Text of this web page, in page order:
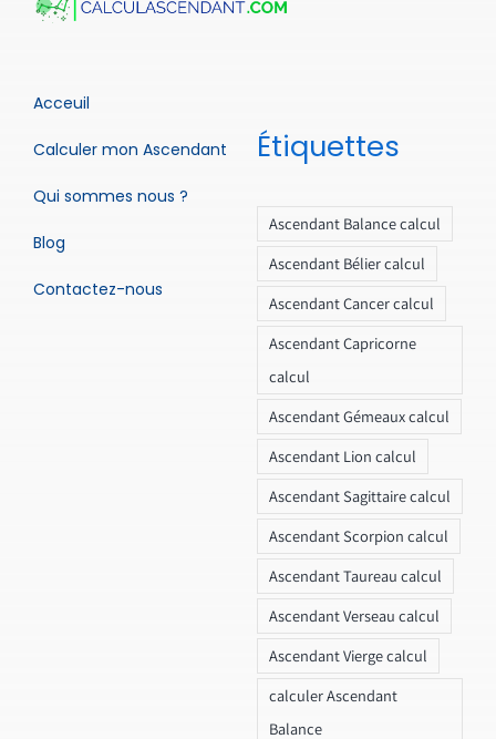
Acceuil
Calculer mon Ascendant
Qui sommes nous ?
Blog
Contactez-nous
Étiquettes
Ascendant Balance calcul
Ascendant Bélier calcul
Ascendant Cancer calcul
Ascendant Capricorne
calcul
Ascendant Gémeaux calcul
Ascendant Lion calcul
Ascendant Sagittaire calcul
Ascendant Scorpion calcul
Ascendant Taureau calcul
Ascendant Verseau calcul
Ascendant Vierge calcul
calculer Ascendant
Balance